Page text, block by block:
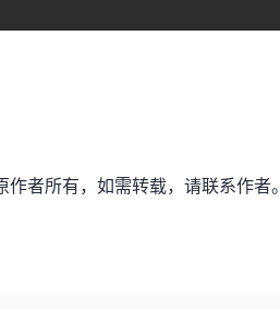
者所有，如需转载，请联系作者。